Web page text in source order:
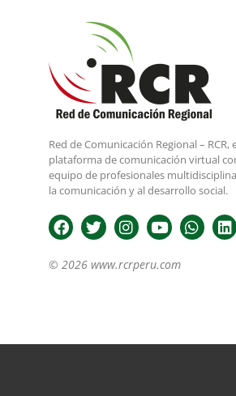
Red de Comunicación Regional – RCR,
plataforma de comunicación virtual
equipo de profesionales
la comunicación y al desarrollo social.
© 2026 www.rcrperu.com